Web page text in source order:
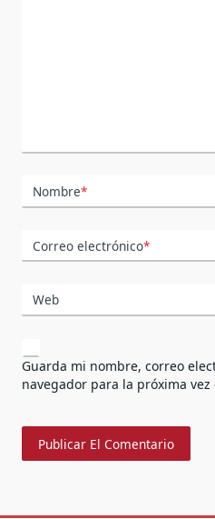
Nombre*
Correo electrónico*
Web
Guarda mi nombre, correo
navegador para la próxima vez